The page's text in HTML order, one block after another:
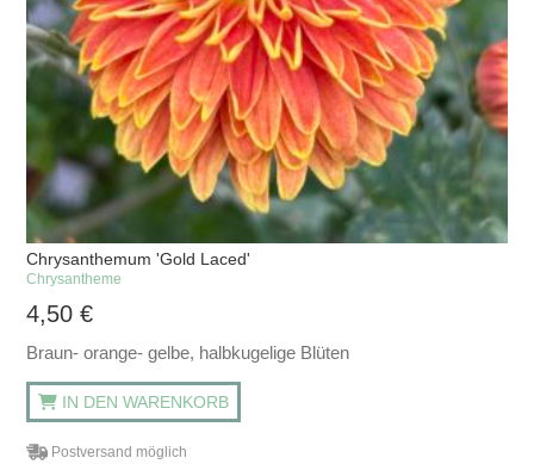
Chrysanthemum 'Gold Laced'
Chrysantheme
4,50€
Braun- orange- gelbe, halbkugelige Blüten
IN DEN WARENKORB
Postversand möglich